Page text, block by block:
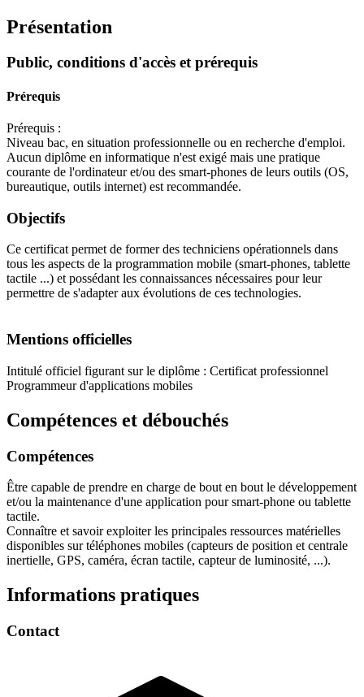
Présentation
Public, conditions d'accès et prérequis
Prérequis
Prérequis :
Niveau bac, en situation professionnelle ou en recherche d'emploi.
Aucun diplôme en informatique n'est exigé mais une pratique
courante de l'ordinateur et/ou des smart-phones de leurs outils (OS,
bureautique, outils internet) est recommandée.
Objectifs
Ce certificat permet de former des techniciens opérationnels dans
tous les aspects de la programmation mobile (smart-phones, tablette
tactile ...) et possédant les connaissances nécessaires pour leur
permettre de s'adapter aux évolutions de ces technologies.
Mentions officielles
Intitulé officiel figurant sur le diplôme : Certificat professionnel
Programmeur d'applications mobiles
Compétences et débouchés
Compétences
Être capable de prendre en charge de bout en bout le développement
et/ou la maintenance d'une application pour smart-phone ou tablette
tactile.
Connaître et savoir exploiter les principales ressources matérielles
disponibles sur téléphones mobiles (capteurs de position et centrale
inertielle, GPS, caméra, écran tactile, capteur de luminosité, ...).
Informations pratiques
Contact